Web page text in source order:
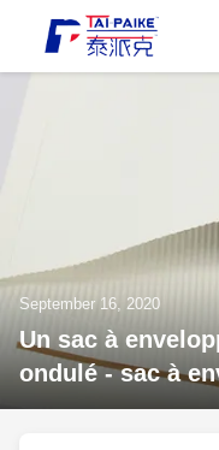
September 16, 2020
Un sac à
ondulé - sac à